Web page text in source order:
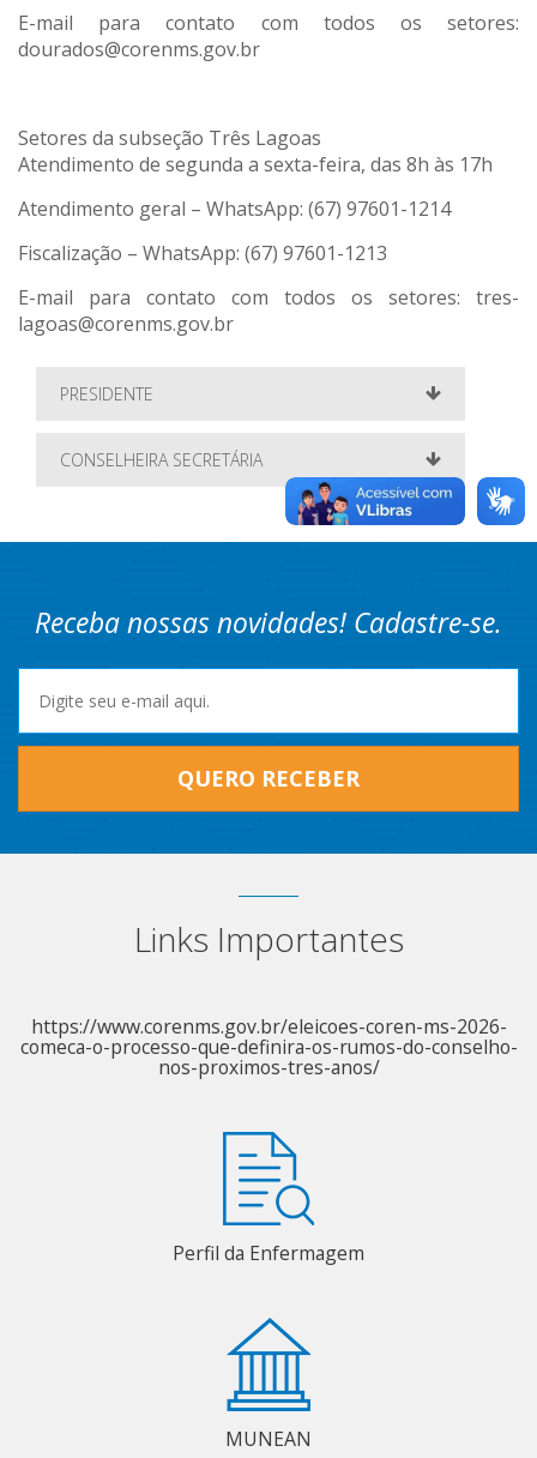
E-mail para contato com todos os setores:
dourados@corenms.gov.br
Setores da subseção Três Lagoas
Atendimento de segunda a sexta-feira, das 8h às 17h
Atendimento geral – WhatsApp: (67) 97601-1214
Fiscalização – WhatsApp: (67) 97601-1213
E-mail para contato com todos os setores: tres-
lagoas@corenms.gov.br
PRESIDENTE
CONSELHEIRA SECRETÁRIA
Receba nossas novidades! Cadastre-se.
QUERO RECEBER
Links Importantes
https://www.corenms.gov.br/eleicoes-coren-ms-2026-
comeca-o-processo-que-definira-os-rumos-do-conselho-
nos-proximos-tres-anos/
Perfil da Enfermagem
MUNEAN